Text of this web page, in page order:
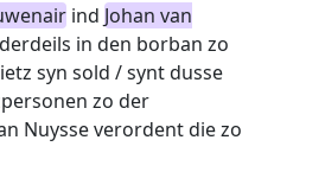
ind Johan van
in den borban zo
syn sold / synt dusse
zo der
Nuysse verordent die zo